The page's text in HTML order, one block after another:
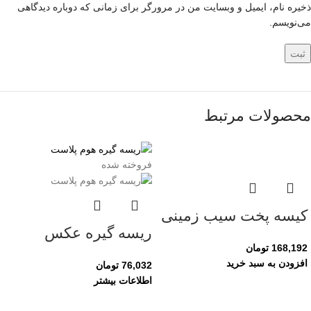
ذخیره نام، ایمیل و وبسایت من در مرورگر برای زمانی که دوباره دیدگاهی
می‌نویسم.
محصولات مرتبط
کیسه پخت سیب زمینی
168,192 تومان
افزودن به سبد خرید
فروخته شده
ریسه گیره عکس
76,032 تومان
اطلاعات بیشتر